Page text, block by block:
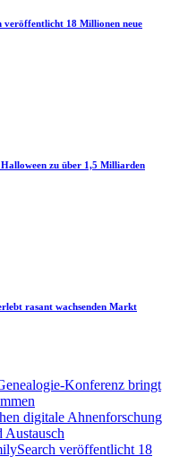
veröffentlicht 18 Millionen neue
zu über 1,5 Milliarden
rasant wachsenden Markt
Konferenz bringt
digitale Ahnenforschung
Austausch
veröffentlicht 18